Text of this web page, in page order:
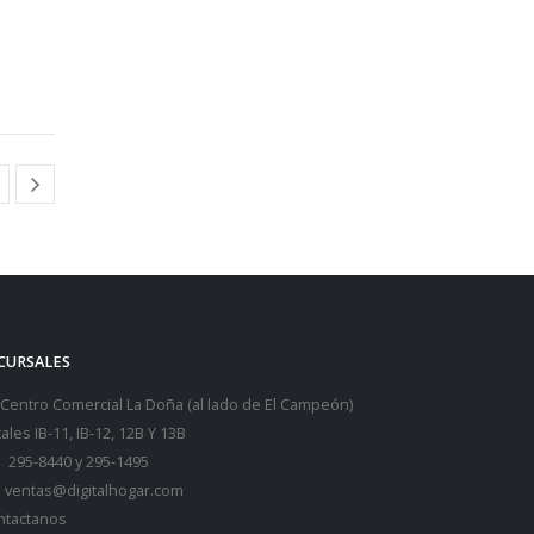
Centro Comercial La Doña (al lado de El Campeón)
IB-11, IB-12, 12B Y 13B
295-8440y295-1495
ventas@digitalhogar.com